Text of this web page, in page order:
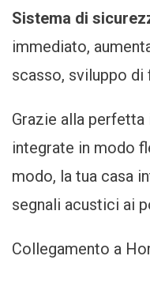
Sistema di
immediato,
scasso, sviluppo
Grazie alla
integrate in modo
modo, la tua casa
segnali acustici ai
Collegamento a